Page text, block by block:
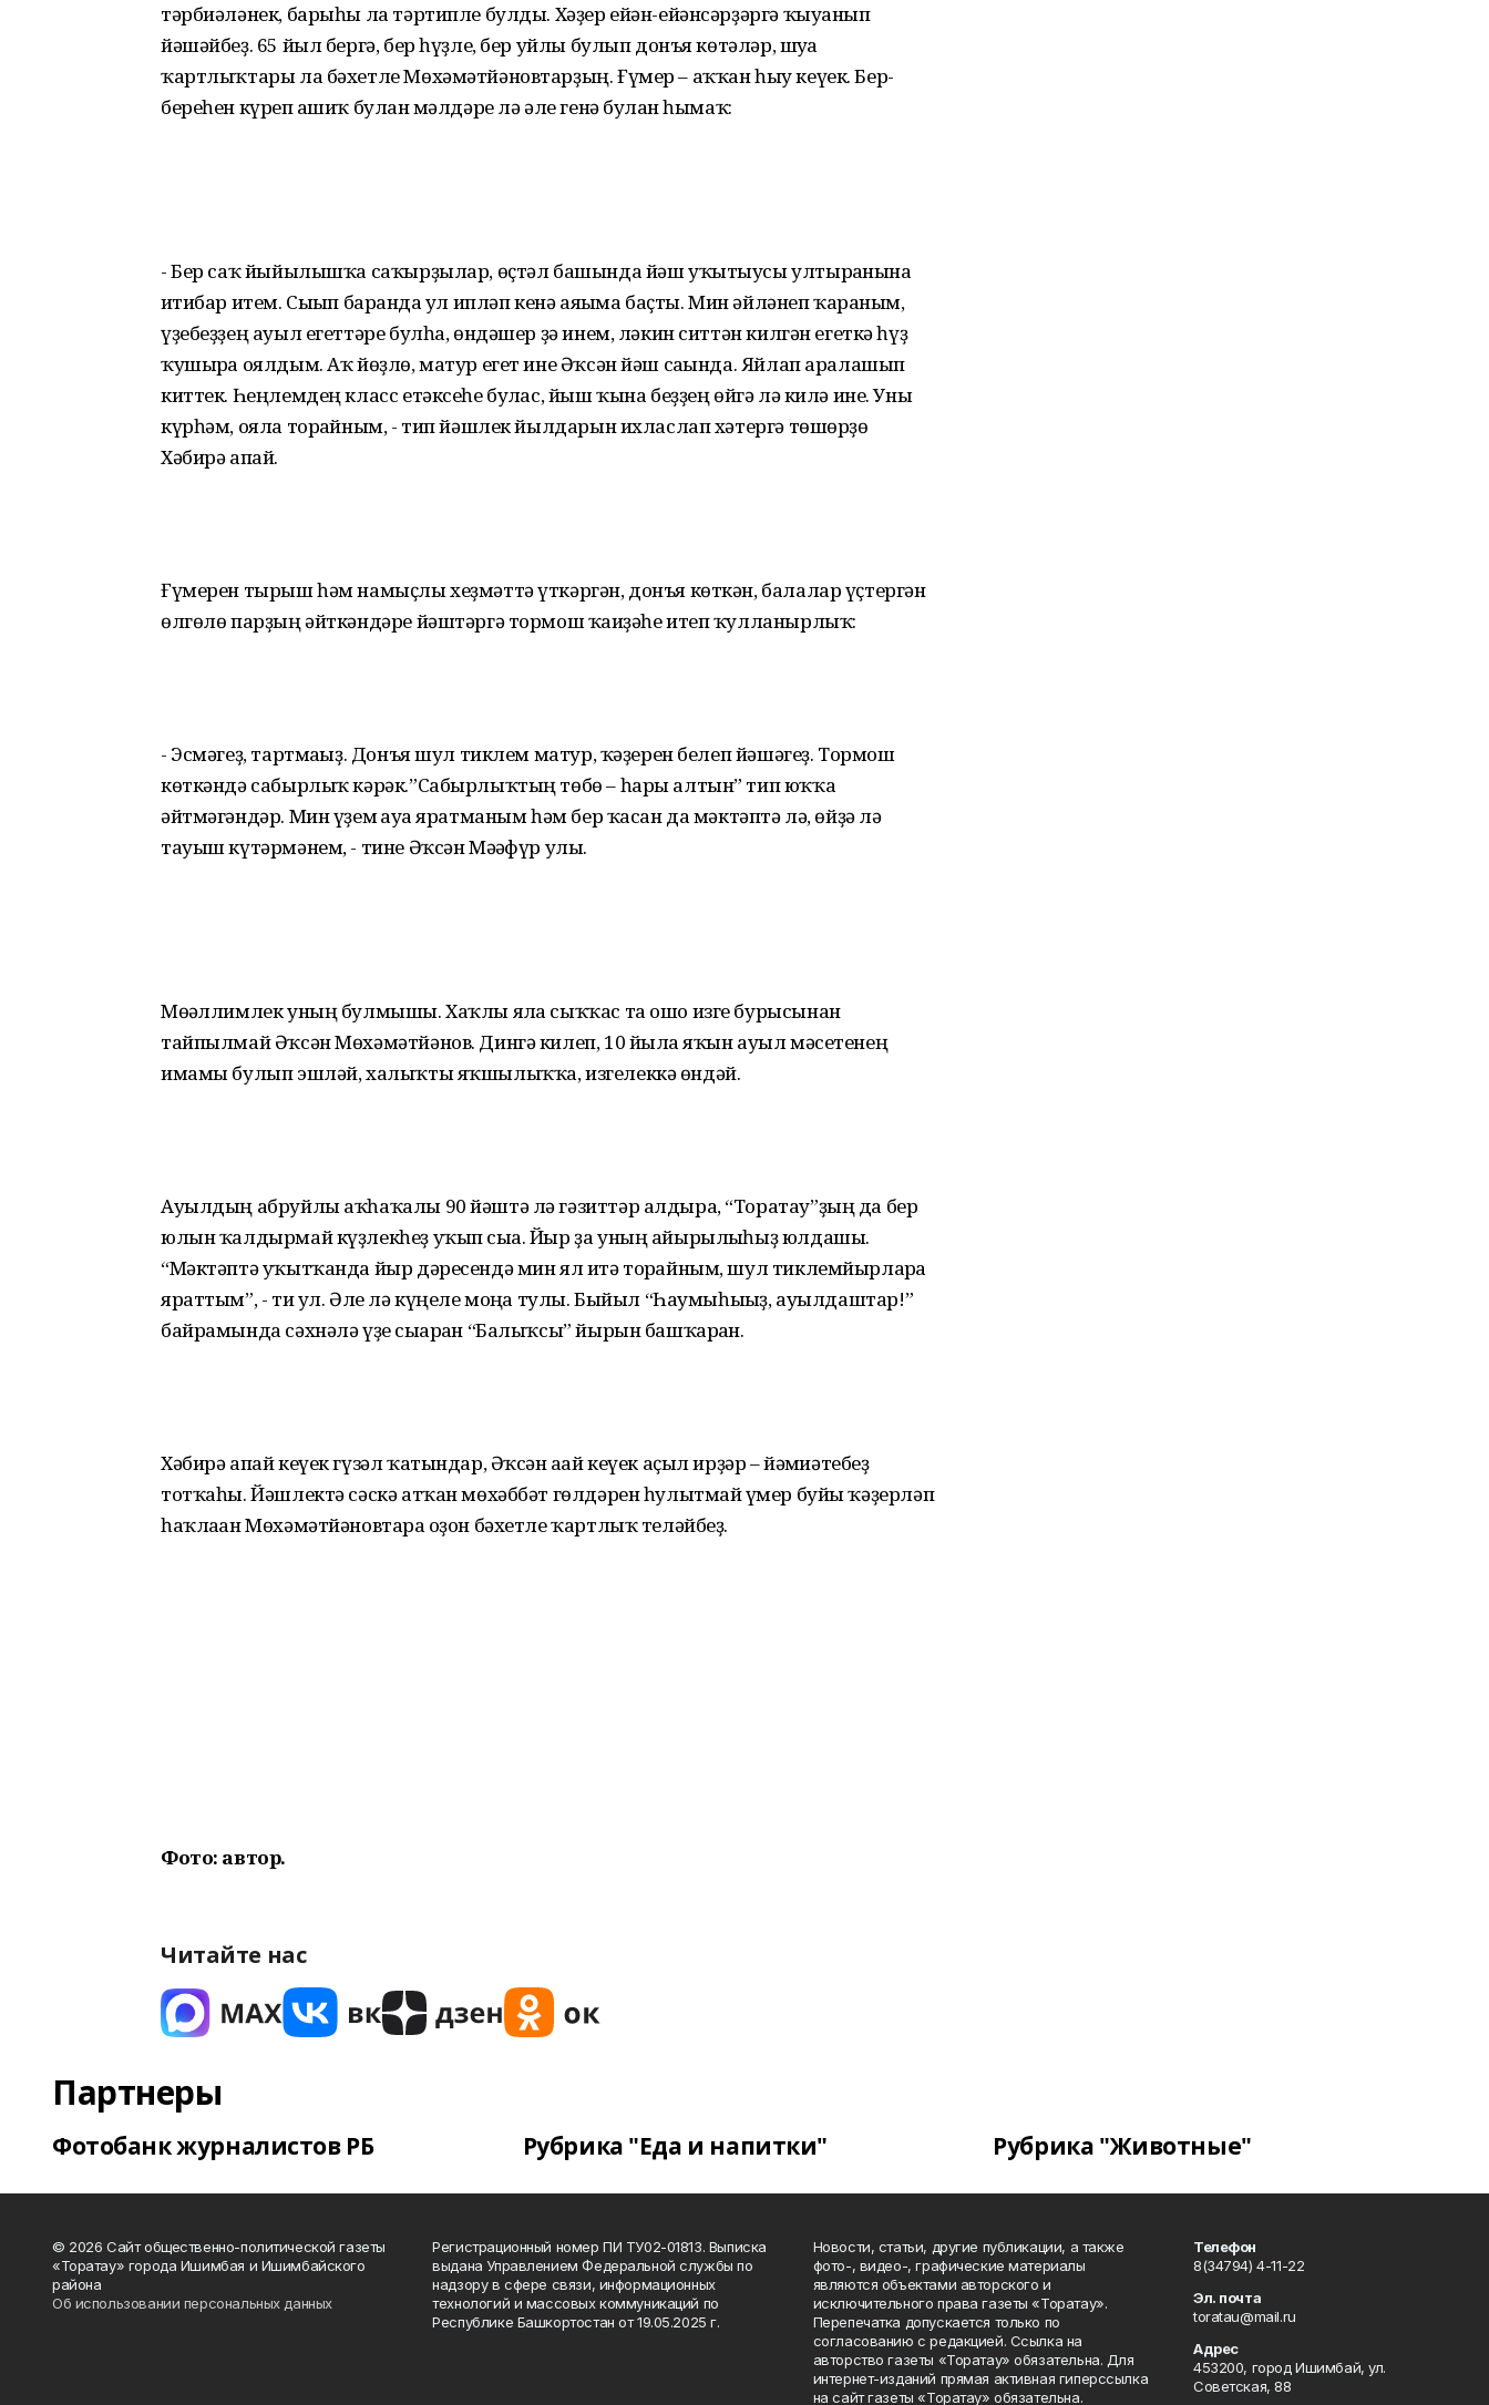
тәрбиәләнек, барыһы ла тәртипле булды. Хәҙер ейән-ейәнсәрҙәргә ҡыуанып
йәшәйбеҙ. 65 йыл бергә, бер һүҙле, бер уйлы булып донъя көтәләр, шуға
ҡартлыҡтары ла бәхетле Мөхәмәтйәновтарҙың. Ғүмер – аҡҡан һыу кеүек. Бер-
береһен күреп ғашиҡ булған мәлдәре лә әле генә булған һымаҡ:
- Бер саҡ йыйылышҡа саҡырҙылар, өҫтәл башында йәш уҡытыусы ултырғанына
иғтибар итем. Сығып барғанда ул ипләп кенә аяғыма баҫты. Мин әйләнеп ҡараным,
үҙебеҙҙең ауыл егеттәре булһа, өндәшер ҙә инем, ләкин ситтән килгән егеткә һүҙ
ҡушырға оялдым. Аҡ йөҙлө, матур егет ине Әҡсән йәш сағында. Яйлап аралашып
киттек. Һеңлемдең класс етәксеһе булғас, йыш ҡына беҙҙең өйгә лә килә ине. Уны
күрһәм, ояла торғайным, - тип йәшлек йылдарын ихласлап хәтергә төшөрҙө
Хәбирә апай.
Ғүмерен тырыш һәм намыҫлы хеҙмәттә үткәргән, донъя көткән, балалар үҫтергән
өлгөлө парҙың әйткәндәре йәштәргә тормош ҡағиҙәһе итеп ҡулланырлыҡ:
- Эсмәгеҙ, тартмағыҙ. Донъя шул тиклем матур, ҡәҙерен белеп йәшәгеҙ. Тормош
көткәндә сабырлыҡ кәрәк.”Сабырлыҡтың төбө – һары алтын” тип юҡҡа
әйтмәгәндәр. Мин үҙем ғауға яратманым һәм бер ҡасан да мәктәптә лә, өйҙә лә
тауыш күтәрмәнем, - тине Әҡсән Мәғәфүр улы.
Мөғәллимлек уның булмышы. Хаҡлы ялға сыҡҡас та ошо изге бурысынан
тайпылмай Әҡсән Мөхәмәтйәнов. Дингә килеп, 10 йылға яҡын ауыл мәсетенең
имамы булып эшләй, халыҡты яҡшылыҡҡа, изгелеккә өндәй.
Ауылдың абруйлы аҡһаҡалы 90 йәштә лә гәзиттәр алдыра, “Торатау”ҙың да бер
юлын ҡалдырмай күҙлекһеҙ уҡып сыға. Йыр ҙа уның айырылғыһыҙ юлдашы.
“Мәктәптә уҡытҡанда йыр дәресендә мин ял итә торғайным, шул тиклемйырларға
яраттым”, - ти ул. Әле лә күңеле моңға тулы. Быйыл “Һаумыһығыҙ, ауылдаштар!”
байрамында сәхнәлә үҙе сығарған “Балыҡсы” йырын башҡарған.
Хәбирә апай кеүек гүзәл ҡатындар, Әҡсән ағай кеүек аҫыл ирҙәр – йәмғиәтебеҙ
тотҡаһы. Йәшлектә сәскә атҡан мөхәббәт гөлдәрен һулытмай ғүмер буйы ҡәҙерләп
һаҡлаған Мөхәмәтйәновтарға оҙон бәхетле ҡартлыҡ теләйбеҙ.
Фото: автор.
Читайте нас
Партнеры
Фотобанк журналистов РБ Рубрика "Еда и напитки" Рубрика "Животные"
© 2026 Сайт общественно-политической газеты
«Торатау» города Ишимбая и Ишимбайского
района
Об использовании персональных данных
Регистрационный номер ПИ ТУ02-01813. Выписка
выдана Управлением Федеральной службы по
надзору в сфере связи, информационных
технологий и массовых коммуникаций по
Республике Башкортостан от 19.05.2025 г.
Новости, статьи, другие публикации, а также
фото-, видео-, графические материалы
являются объектами авторского и
исключительного права газеты «Торатау».
Перепечатка допускается только по
согласованию с редакцией. Ссылка на
авторство газеты «Торатау» обязательна. Для
интернет-изданий прямая активная гиперссылка
на сайт газеты «Торатау» обязательна.
Телефон
8(34794) 4-11-22
Эл. почта
toratau@mail.ru
Адрес
453200, город Ишимбай, ул.
Советская, 88